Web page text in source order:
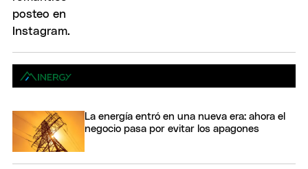
La energía entró en una nueva era: ahora el
negocio pasa por evitar los apagones